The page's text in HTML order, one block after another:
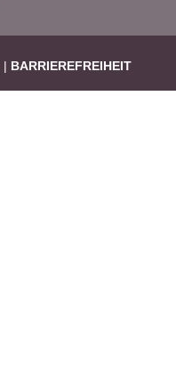
| BARRIEREFREIHEIT